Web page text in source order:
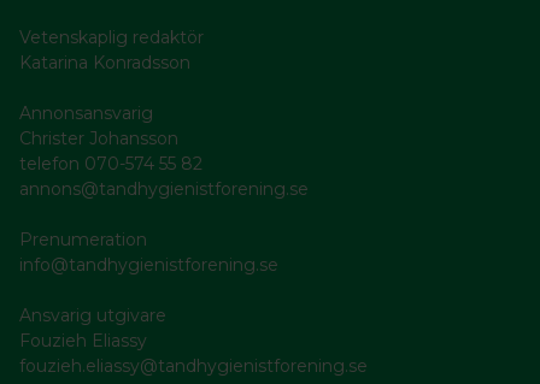
Vetenskaplig redaktör
Katarina Konradsson
Annonsansvarig
Christer Johansson
telefon 070-574 55 82
annons@tandhygienistforening.se
Prenumeration
info@tandhygienistforening.se
Ansvarig utgivare
Fouzieh Eliassy
fouzieh.eliassy@tandhygienistforening.se